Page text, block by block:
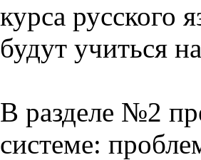
курса русского
будут учиться
В разделе №2
системе: